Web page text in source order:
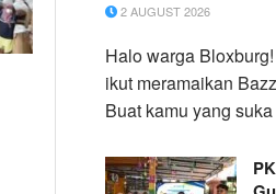
2 AUGUST 2026
Halo warga
ikut meramaikan
Buat kamu yang